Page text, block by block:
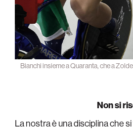
Bianchi insieme a Quaranta, che a
Non si
La nostra è una disciplina che